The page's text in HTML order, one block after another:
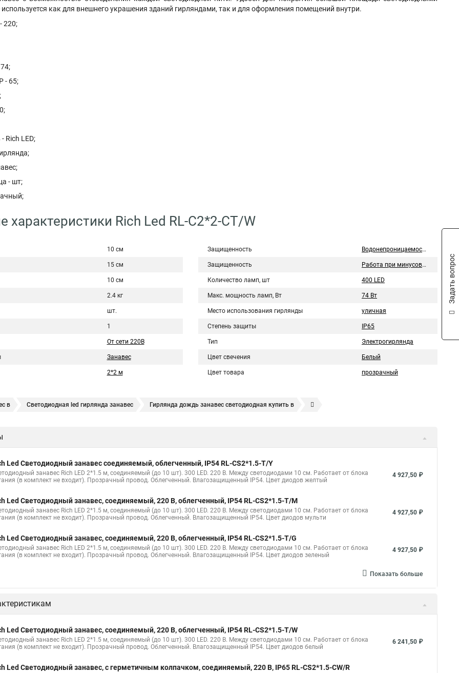
как для внешнего украшения зданий гирляндами, так и для оформления помещений внутри.
220;
- 65;
Rich LED;
- шт;
характеристики Rich Led RL-C2*2-CT/W
10 см
15 см
10 см
2.4 кг
шт.
1
От сети 220В
Занавес
2*2 м
Защищенность Водонепроницаемость
Защищенность Работа при минусовых температурах
Количество ламп, шт 400 LED
Макс. мощность ламп, Вт 74 Вт
Место использования гирлянды уличная
Степень защиты IP65
Тип Электрогирлянда
Цвет свечения Белый
Цвет товара прозрачный
в Светодиодная led гирлянда занавес Гирлянда дождь занавес светодиодная купить в
купить
уличные Гирлянды светодиодные занавес Светодиодные занавесы Купить светодиодную занавес
занавес дождь
занавес Светодиодные гирлянды занавес Гирлянды занавес светодиодные Светодиодные дожди и занавесы
занавес Светодиодный занавес дождь
уличный Светодиодные занавесы купить Занавес светодиодный led Гирлянда занавес штора светодиодная
дождь Занавес уличный светодиодный Купить гирлянду дождь светодиодную на занавес Занавес светодиодные
Купить светодиодный занавес дождь
уличные Светодиодный уличный занавес Светодиодные занавесы дождь
Led Светодиодный занавес соединяемый, облегченный, IP54 RL-CS2*1.5-T/Y
занавес Rich LED 2*1.5 м, соединяемый (до 10 шт). 300 LED. 220 В. Между светодиодами 10 см. Работает от блока
(в комплект не входит). Прозрачный провод. Облегченный. Влагозащищенный IP54. Цвет диодов желтый
4 927,50 ₽
Led Светодиодный занавес, соединяемый, 220 В, облегченный, IP54 RL-CS2*1.5-T/M
занавес Rich LED 2*1.5 м, соединяемый (до 10 шт). 300 LED. 220 В. Между светодиодами 10 см. Работает от блока
(в комплект не входит). Прозрачный провод. Облегченный. Влагозащищенный IP54. Цвет диодов мульти
4 927,50 ₽
Led Светодиодный занавес, соединяемый, 220 В, облегченный, IP54 RL-CS2*1.5-T/G
занавес Rich LED 2*1.5 м, соединяемый (до 10 шт). 300 LED. 220 В. Между светодиодами 10 см. Работает от блока
(в комплект не входит). Прозрачный провод. Облегченный. Влагозащищенный IP54. Цвет диодов зеленый
4 927,50 ₽
Показать больше
Led Светодиодный занавес, соединяемый, 220 В, облегченный, IP54 RL-CS2*1.5-T/W
занавес Rich LED 2*1.5 м, соединяемый (до 10 шт). 300 LED. 220 В. Между светодиодами 10 см. Работает от блока
(в комплект не входит). Прозрачный провод. Облегченный. Влагозащищенный IP54. Цвет диодов белый
6 241,50 ₽
Led Светодиодный занавес, с герметичным колпачком, соединяемый, 220 В, IP65 RL-CS2*1.5-CW/R
Задать вопрос